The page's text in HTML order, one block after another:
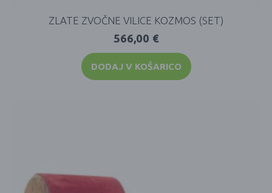
ZLATE ZVOČNE VILICE KOZMOS (SET)
566,00 €
DODAJ V KOŠARICO